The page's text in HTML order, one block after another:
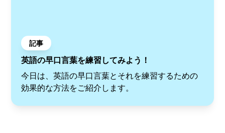
記事
英語の早口言葉を練習してみよう！
今日は、英語の早口言葉とそれを練習するための
効果的な方法をご紹介します。